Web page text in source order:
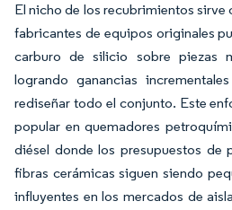
El nicho de los recubrimientos
fabricantes de equipos originales
carburo de silicio sobre piezas
logrando ganancias
rediseñar todo el conjunto. Este
popular en quemadores
diésel donde los presupuestos de
fibras cerámicas siguen siendo
influyentes en los mercados de